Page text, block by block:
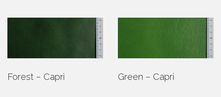
Forest – Capri Green – Capri